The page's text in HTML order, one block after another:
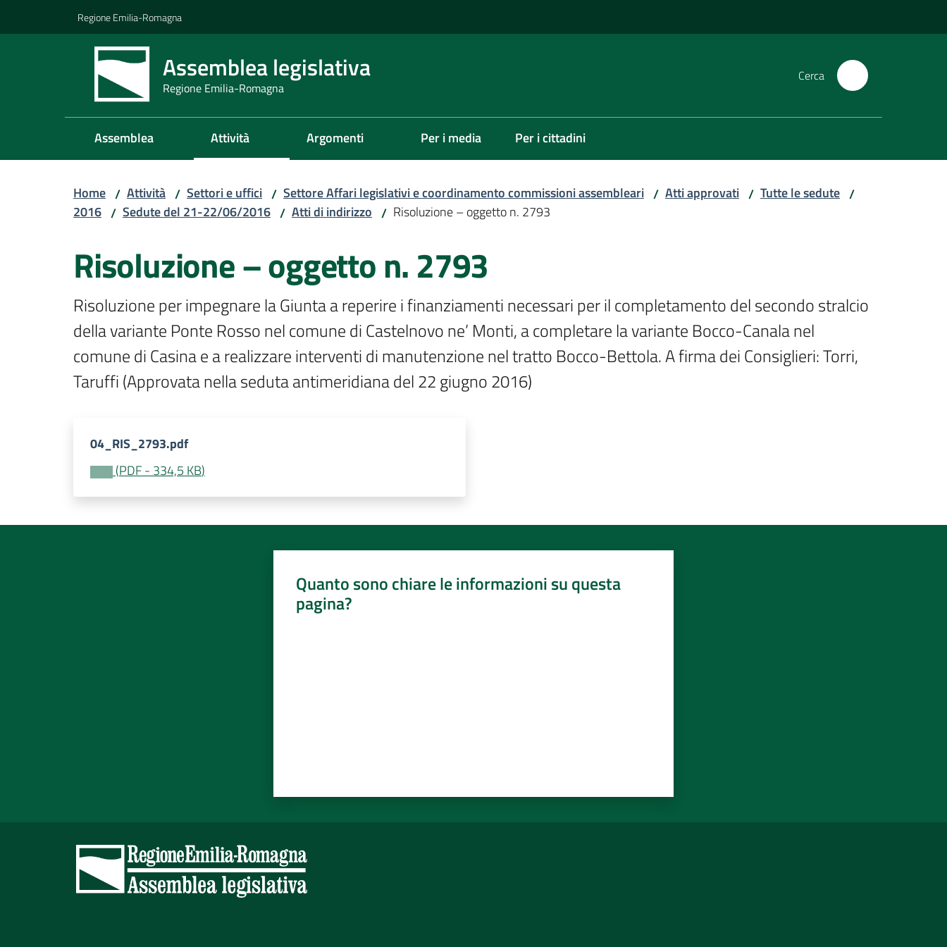
Regione Emilia-Romagna
Assemblea legislativa
Regione Emilia-Romagna
Cerca
Assemblea Attività Argomenti Per i media Per i cittadini
Home / Attività / Settori e uffici / Settore Affari legislativi e coordinamento commissioni assembleari / Atti approvati / Tutte le sedute /
2016 / Sedute del 21-22/06/2016 / Atti di indirizzo / Risoluzione – oggetto n. 2793
Risoluzione – oggetto n. 2793
Risoluzione per impegnare la Giunta a reperire i finanziamenti necessari per il completamento del secondo stralcio
della variante Ponte Rosso nel comune di Castelnovo ne’ Monti, a completare la variante Bocco-Canala nel
comune di Casina e a realizzare interventi di manutenzione nel tratto Bocco-Bettola. A firma dei Consiglieri: Torri,
Taruffi (Approvata nella seduta antimeridiana del 22 giugno 2016)
04_RIS_2793.pdf
(PDF- 334,5 KB)
Quanto sono chiare le informazioni su questa
pagina?